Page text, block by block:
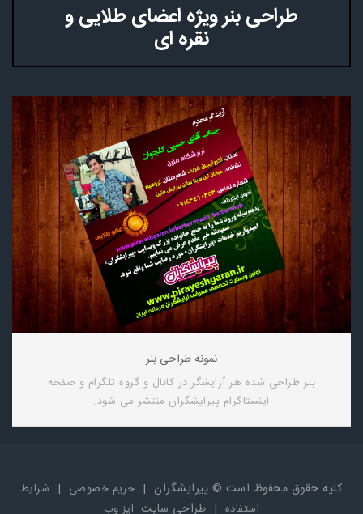
طراحی بنر ویژه اعضای طلایی و
نقره ای
نمونه طراحی بنر
بنر طراحی شده هر آرایشگر در کانال و گروه تلگرام و صفحه
اینستاگرام پیرایشگران منتشر می شود.
کلیه حقوق محفوظ است © پیرایشگران | حریم خصوصی | شرایط
استفاده | طراحی سایت: ایز وب